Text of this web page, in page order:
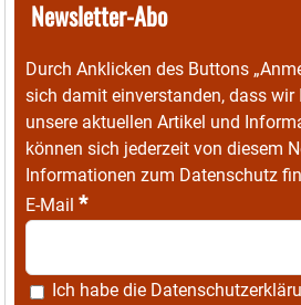
Newsletter-Abo
Durch Anklicken des Buttons
sich damit einverstanden, dass wir
unsere aktuellen Artikel und
können sich jederzeit von diesem
Informationen zum Datenschutz
E-Mail *
Ich habe die